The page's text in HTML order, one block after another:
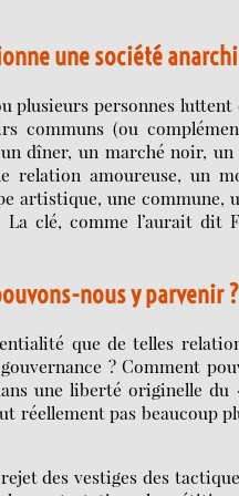
une société
personnes luttent
(ou
dîner, un marché noir, un
amoureuse, un
artistique, une commune,
clé, comme l’aurait dit
nous y parvenir ?
que de telles
? Comment
une liberté originelle
réellement pas beaucoup
des vestiges des